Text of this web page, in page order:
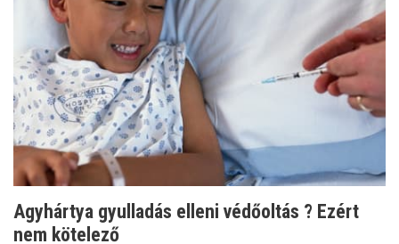
Agyhártya gyulladás elleni védőoltás ? Ezért
nem kötelező